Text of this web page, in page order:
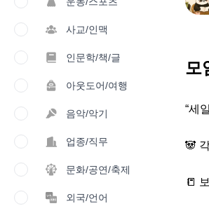
사교/인맥
인문학/책/글
아웃도어/여행
음악/악기
업종/직무
문화/공연/축제
외국/언어
모
“세
🐼
📒